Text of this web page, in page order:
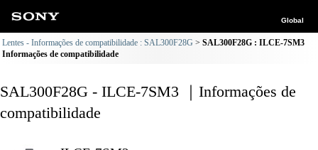
Global
Lentes - Informações de compatibilidade : SAL300F28G
SAL300F28G : ILCE-7SM3
Informações de compatibilidade
SAL300F28G - ILCE-7SM3 ｜Informações de
compatibilidade